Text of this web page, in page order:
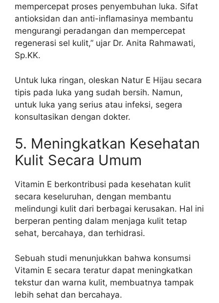
mempercepat proses penyembuhan luka. Sifat
antioksidan dan anti-inflamasinya membantu
mengurangi peradangan dan mempercepat
regenerasi sel kulit,” ujar Dr. Anita Rahmawati,
Sp.KK.
Untuk luka ringan, oleskan Natur E Hijau secara
tipis pada luka yang sudah bersih. Namun,
untuk luka yang serius atau infeksi, segera
konsultasikan dengan dokter.
5. Meningkatkan Kesehatan
Kulit Secara Umum
Vitamin E berkontribusi pada kesehatan kulit
secara keseluruhan, dengan membantu
melindungi kulit dari berbagai kerusakan. Hal ini
berperan penting dalam menjaga kulit tetap
sehat, bercahaya, dan terhidrasi.
Sebuah studi menunjukkan bahwa konsumsi
Vitamin E secara teratur dapat meningkatkan
tekstur dan warna kulit, membuatnya tampak
lebih sehat dan bercahaya.